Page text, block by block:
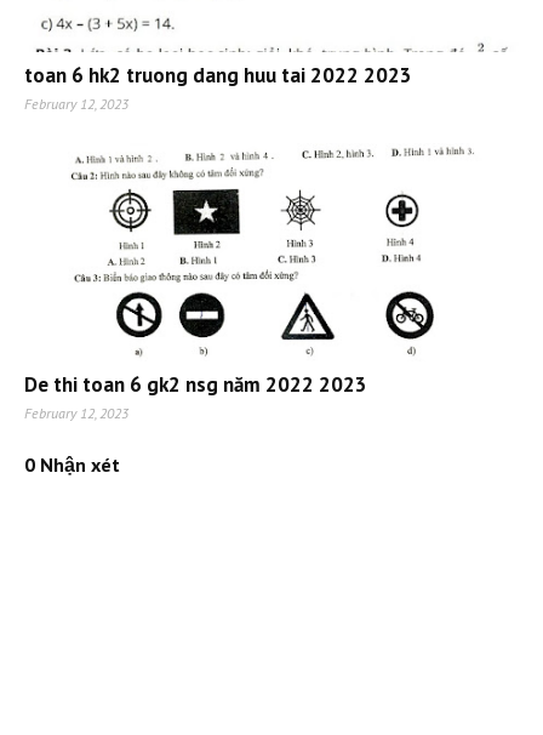
toan 6 hk2 truong dang huu tai 2022 2023
February 12, 2023
De thi toan 6 gk2 nsg năm 2022 2023
February 12, 2023
0 Nhận xét